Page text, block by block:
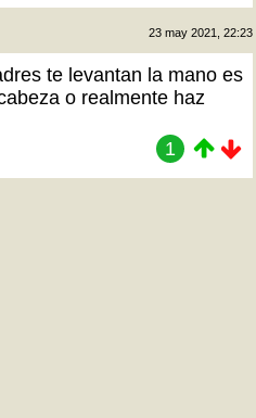
23 may 2021, 22:23
te levantan la mano es
o realmente haz
1